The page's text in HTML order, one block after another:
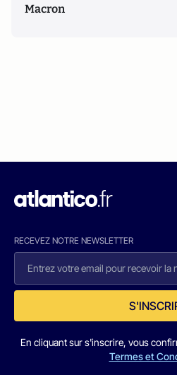
Macron
RECEVEZ NOTRE NEWSLETTER
En cliquant sur s'inscrire, vous
Termes et